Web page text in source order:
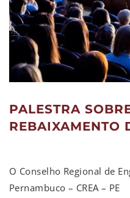
PALESTRA
REBAIXAMENTO
O Conselho Regional de
Pernambuco – CREA – PE